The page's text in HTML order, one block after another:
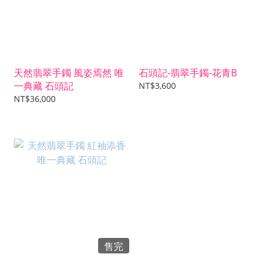
天然翡翠手鐲 風姿焉然 唯
一典藏 石頭記
NT$36,000
石頭記-翡翠手鐲-花青B
NT$3,600
售完